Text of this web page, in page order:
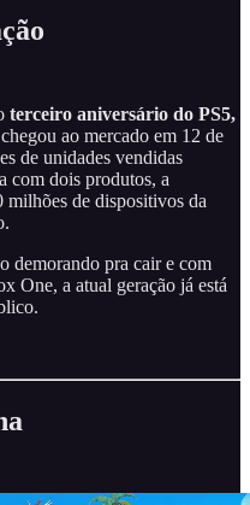
terceiro aniversário do PS5,
ao mercado em 12 de
de unidades vendidas
com dois produtos, a
milhões de dispositivos da
demorando pra cair e com
One, a atual geração já está